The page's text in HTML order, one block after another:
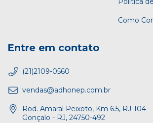
Como
Entre em contato
(21)2109-0560
vendas@adhonep.com.br
Rod. Amaral Peixoto, Km 6.5, RJ-104 -
Gonçalo - RJ, 24750-492